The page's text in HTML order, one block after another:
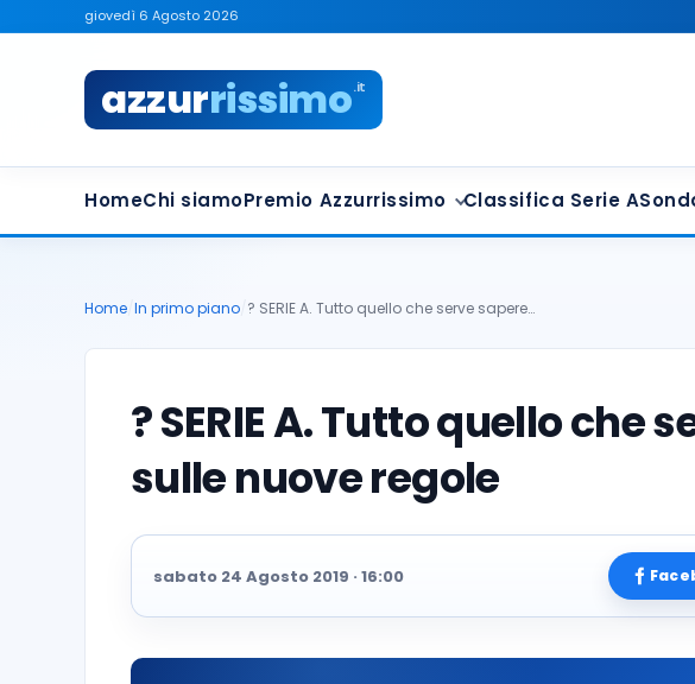
giovedì 6 Agosto 2026
azzurrissimo.it
HomeChi siamoPremio Azzurrissimo Classifica Serie A
Home In primo piano ? SERIE A. Tutto quello che serve sapere…
? SERIE A. Tutto quello che
sulle nuove regole
sabato 24 Agosto 2019 · 16:00